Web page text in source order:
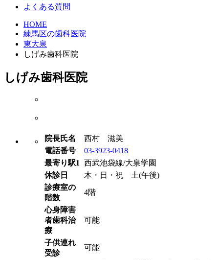
よくある質問
HOME
練馬区の歯科医院
東大泉
しげみ歯科医院
しげみ歯科医院
院長氏名
西村 滋美
電話番号
03-3923-0418
最寄り駅1
西武池袋線/大泉学園
休診日
木・日・祝 土(午後)
診療室の
階数
4階
心身障害
者歯科治
療
可能
子供連れ
受診
可能